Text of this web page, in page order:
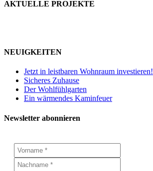
AKTUELLE PROJEKTE
NEUIGKEITEN
Jetzt in leistbaren Wohnraum investieren!
Sicheres Zuhause
Der Wohlfühlgarten
Ein wärmendes Kaminfeuer
Newsletter abonnieren